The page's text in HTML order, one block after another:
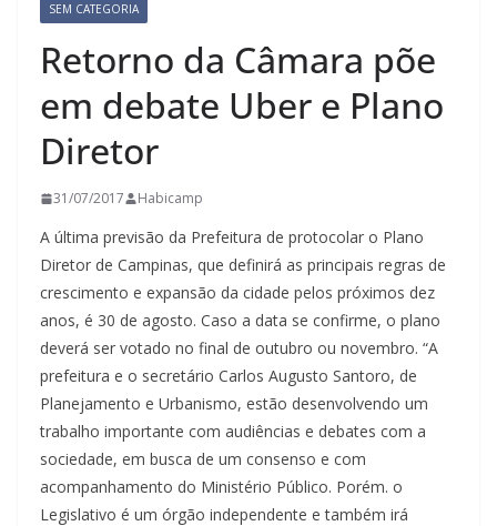
SEM CATEGORIA
Retorno da Câmara põe
em debate Uber e Plano
Diretor
31/07/2017 Habicamp
A última previsão da Prefeitura de protocolar o Plano
Diretor de Campinas, que definirá as principais regras de
crescimento e expansão da cidade pelos próximos dez
anos, é 30 de agosto. Caso a data se confirme, o plano
deverá ser votado no final de outubro ou novembro. “A
prefeitura e o secretário Carlos Augusto Santoro, de
Planejamento e Urbanismo, estão desenvolvendo um
trabalho importante com audiências e debates com a
sociedade, em busca de um consenso e com
acompanhamento do Ministério Público. Porém. o
Legislativo é um órgão independente e também irá